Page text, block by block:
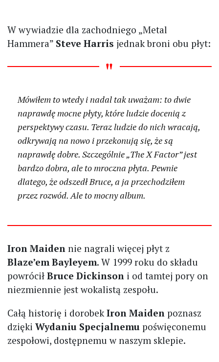
W wywiadzie dla zachodniego „Metal
Hammera” Steve Harris jednak broni obu płyt:
Mówiłem to wtedy i nadal tak uważam: to dwie
naprawdę mocne płyty, które ludzie docenią z
perspektywy czasu. Teraz ludzie do nich wracają,
odkrywają na nowo i przekonują się, że są
naprawdę dobre. Szczególnie „The X Factor” jest
bardzo dobra, ale to mroczna płyta. Pewnie
dlatego, że odszedł Bruce, a ja przechodziłem
przez rozwód. Ale to mocny album.
Iron Maiden nie nagrali więcej płyt z
Blaze’em Bayleyem. W 1999 roku do składu
powrócił Bruce Dickinson i od tamtej pory on
niezmiennie jest wokalistą zespołu.
Całą historię i dorobek Iron Maiden poznasz
dzięki Wydaniu Specjalnemu poświęconemu
zespołowi, dostępnemu w naszym sklepie.